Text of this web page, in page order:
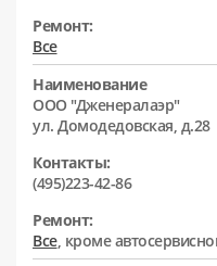
Ремонт:
Все
Наименование
ООО "Дженералаэр"
ул. Домодедовская, д.28
Контакты:
(495)223-42-86
Ремонт:
Все, кроме